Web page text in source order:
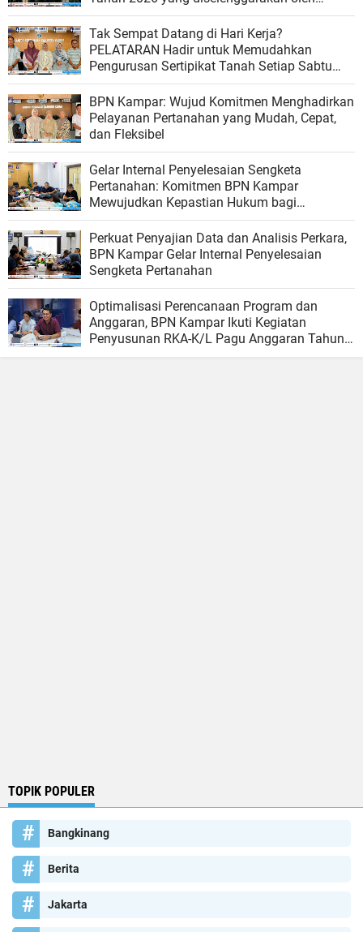
Ombudsman RI
Tak Sempat Datang di Hari Kerja?
PELATARAN Hadir untuk Memudahkan
Pengurusan Sertipikat Tanah Setiap Sabtu
dan Minggu
BPN Kampar: Wujud Komitmen Menghadirkan
Pelayanan Pertanahan yang Mudah, Cepat,
dan Fleksibel
Gelar Internal Penyelesaian Sengketa
Pertanahan: Komitmen BPN Kampar
Mewujudkan Kepastian Hukum bagi
Masyarakat
Perkuat Penyajian Data dan Analisis Perkara,
BPN Kampar Gelar Internal Penyelesaian
Sengketa Pertanahan
Optimalisasi Perencanaan Program dan
Anggaran, BPN Kampar Ikuti Kegiatan
Penyusunan RKA-K/L Pagu Anggaran Tahun
TOPIK POPULER
Bangkinang
Berita
Jakarta